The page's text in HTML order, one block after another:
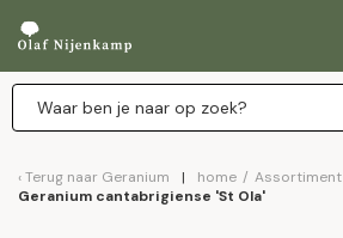
Terug naar Geranium home / Assortiment
Geranium cantabrigiense 'St Ola'